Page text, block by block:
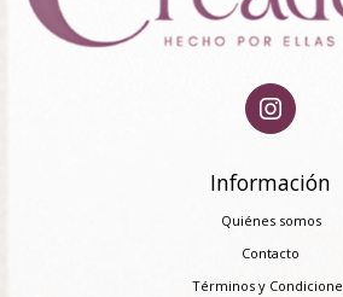
Información
Quiénes somos
Contacto
Términos y